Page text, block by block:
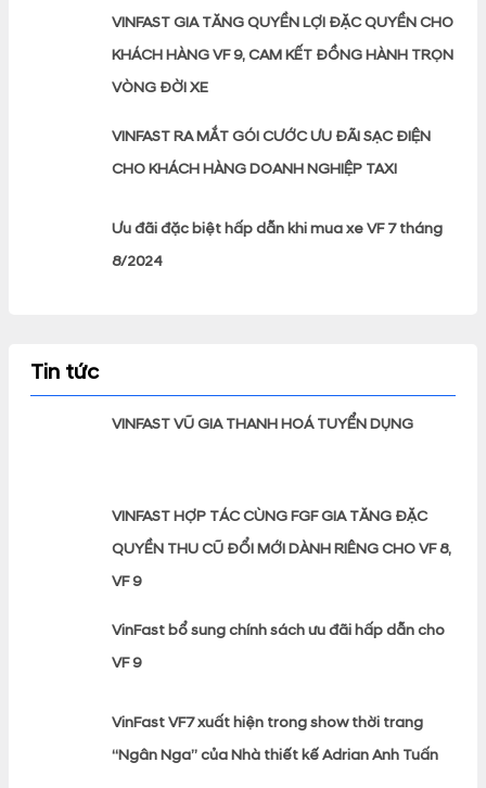
VINFAST GIA TĂNG QUYỀN LỢI ĐẶC QUYỀN CHO
KHÁCH HÀNG VF 9, CAM KẾT ĐỒNG HÀNH TRỌN
VÒNG ĐỜI XE
VINFAST RA MẮT GÓI CƯỚC ƯU ĐÃI SẠC ĐIỆN
CHO KHÁCH HÀNG DOANH NGHIỆP TAXI
Ưu đãi đặc biệt hấp dẫn khi mua xe VF 7 tháng
8/2024
Tin tức
VINFAST VŨ GIA THANH HOÁ TUYỂN DỤNG
VINFAST HỢP TÁC CÙNG FGF GIA TĂNG ĐẶC
QUYỀN THU CŨ ĐỔI MỚI DÀNH RIÊNG CHO VF 8,
VF 9
VinFast bổ sung chính sách ưu đãi hấp dẫn cho
VF 9
VinFast VF7 xuất hiện trong show thời trang
“Ngân Nga” của Nhà thiết kế Adrian Anh Tuấn